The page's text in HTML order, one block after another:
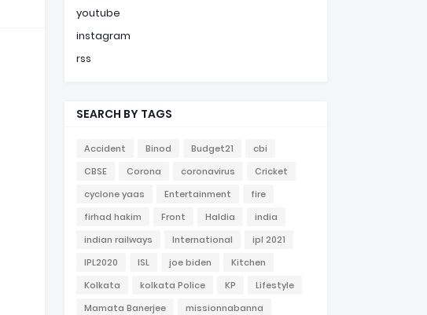
youtube
instagram
rss
SEARCH BY TAGS
Accident Binod Budget21
cbi
CBSE
Corona coronavirus
Cricket
cyclone yaas
Entertainment
fire
firhad hakim
Front Haldia
india
indian railways
International
ipl 2021
IPL2020
ISL joe biden
Kitchen
Kolkata
kolkata Police KP
Lifestyle
Mamata Banerjee
missionnabanna